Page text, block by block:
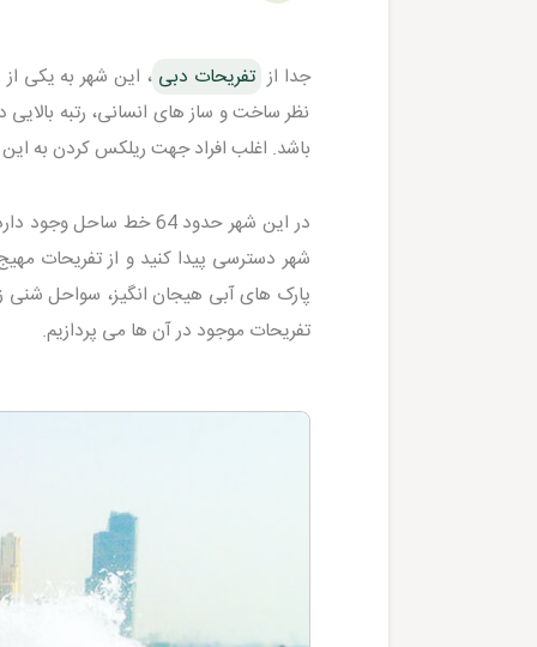
جدا از تفریحات دبی ، این شهر به یکی
نظر ساخت و ساز های انسانی، رتبه
باشد. اغلب افراد جهت ریلکس کردن به
در این شهر حدود 64 خط ساحل وجود دارد؛ پس نگران نباشید، با اقامت در هر
شهر دسترسی پیدا کنید و از تفریحات
پارک های آبی هیجان انگیز، سواحل شنی
تفریحات موجود در آن ها می پردازیم.